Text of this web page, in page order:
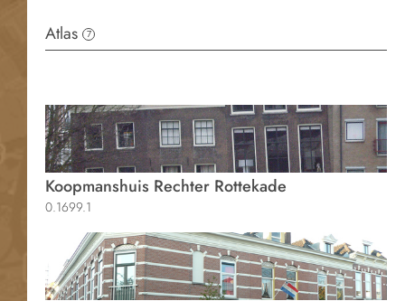
Atlas 7
Koopmanshuis Rechter Rottekade
0.1699.1